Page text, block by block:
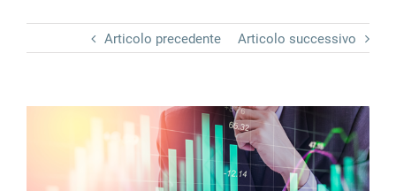
Articolo precedente Articolo successivo